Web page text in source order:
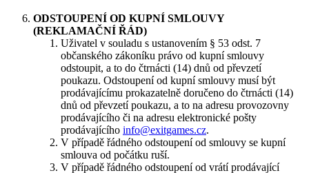
ODSTOUPENÍ OD KUPNÍ SMLOUVY
(REKLAMAČNÍ ŘÁD)
Uživatel v souladu s ustanovením § 53 odst. 7
občanského zákoníku právo od kupní smlouvy
odstoupit, a to do čtrnácti (14) dnů od převzetí
poukazu. Odstoupení od kupní smlouvy musí být
prodávajícímu prokazatelně doručeno do čtrnácti (14)
dnů od převzetí poukazu, a to na adresu provozovny
prodávajícího či na adresu elektronické pošty
prodávajícího info@exitgames.cz.
V případě řádného odstoupení od smlouvy se kupní
smlouva od počátku ruší.
V případě řádného odstoupení od vrátí prodávající